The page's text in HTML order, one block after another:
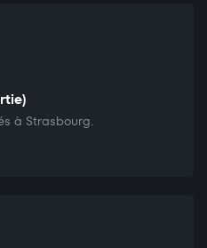
à Strasbourg.